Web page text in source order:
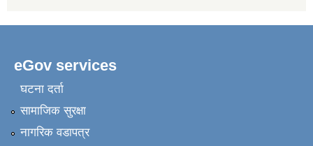
eGov services
घटना दर्ता
सामाजिक सुरक्षा
नागरिक वडापत्र